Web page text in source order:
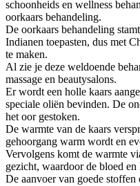
schoonheids en wellness
oorkaars behandeling.
De oorkaars behandeling
Indianen toepasten, dus met
te maken.
Al zie je deze weldoende
massage en beautysalons.
Er wordt een holle kaars
speciale oliën bevinden. De
het oor gestoken.
De warmte van de kaars
gehoorgang warm wordt en
Vervolgens komt de warmte
gezicht, waardoor de bloed
De aanvoer van goede